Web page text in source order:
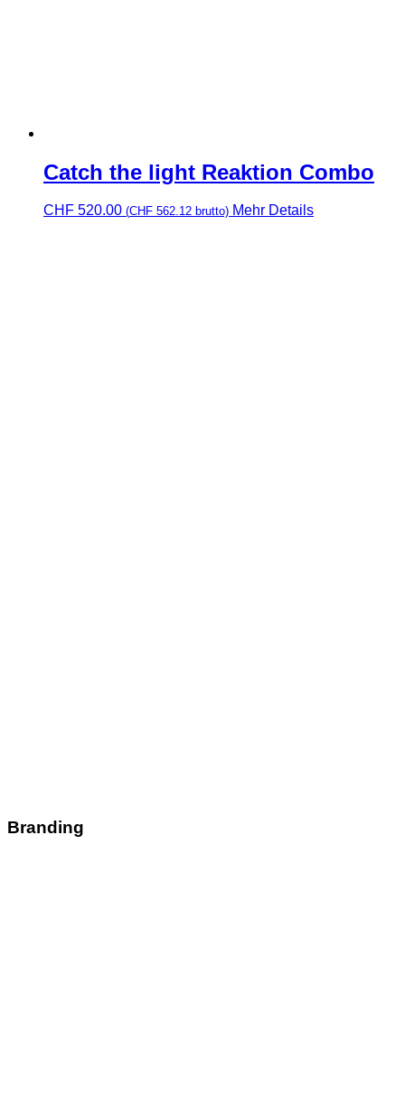
Catch the light Reaktion Combo
CHF 520.00 (CHF 562.12 brutto) Mehr Details
Branding